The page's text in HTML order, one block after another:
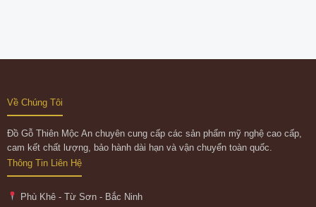
Về Chúng Tôi
Đồ Gỗ Thiên Mộc An chuyên cung cấp các sản phẩm mỹ nghệ cao cấp,
cam kết chất lượng, bảo hành dài hạn và vận chuyển toàn quốc.
Thông Tin Liên Hệ
Phù Khê - Từ Sơn - Bắc Ninh